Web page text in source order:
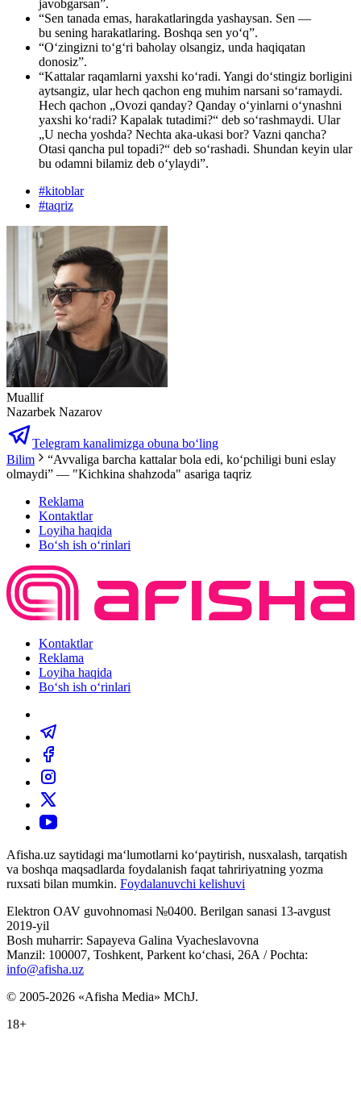
javobgarsan”.
“Sen tanada emas, harakatlaringda yashaysan. Sen —
bu sening harakatlaring. Boshqa sen yo‘q”.
“O‘zingizni to‘g‘ri baholay olsangiz, unda haqiqatan
donosiz”.
“Kattalar raqamlarni yaxshi ko‘radi. Yangi do‘stingiz borligini
aytsangiz, ular hech qachon eng muhim narsani so‘ramaydi.
Hech qachon „Ovozi qanday? Qanday o‘yinlarni o‘ynashni
yaxshi ko‘radi? Kapalak tutadimi?“ deb so‘rashmaydi. Ular
„U necha yoshda? Nechta aka-ukasi bor? Vazni qancha?
Otasi qancha pul topadi?“ deb so‘rashadi. Shundan keyin ular
bu odamni bilamiz deb o‘ylaydi”.
#kitoblar
#taqriz
Muallif
Nazarbek Nazarov
Telegram kanalimizga obuna bo‘ling
Bilim
“Avvaliga barcha kattalar bola edi, ko‘pchiligi buni eslay
olmaydi” — "Kichkina shahzoda" asariga taqriz
Reklama
Kontaktlar
Loyiha haqida
Bo‘sh ish o‘rinlari
Kontaktlar
Reklama
Loyiha haqida
Bo‘sh ish o‘rinlari
Afisha.uz saytidagi ma‘lumotlarni ko‘paytirish, nusxalash, tarqatish
va boshqa maqsadlarda foydalanish faqat tahririyatning yozma
ruxsati bilan mumkin. Foydalanuvchi kelishuvi
Elektron OAV guvohnomasi №0400. Berilgan sanasi 13-avgust
2019-yil
Bosh muharrir: Sapayeva Galina Vyacheslavovna
Manzil: 100007, Toshkent, Parkent ko‘chasi, 26А / Pochta:
info@afisha.uz
© 2005-2026 «Afisha Media» MChJ.
18+